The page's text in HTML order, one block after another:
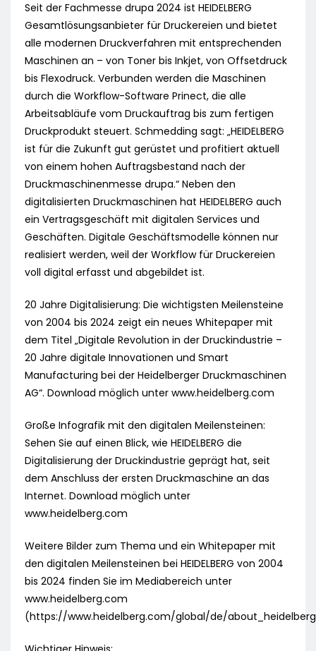
Seit der Fachmesse drupa 2024 ist HEIDELBERG
Gesamtlösungsanbieter für Druckereien und bietet
alle modernen Druckverfahren mit entsprechenden
Maschinen an – von Toner bis Inkjet, von Offsetdruck
bis Flexodruck. Verbunden werden die Maschinen
durch die Workflow-Software Prinect, die alle
Arbeitsabläufe vom Druckauftrag bis zum fertigen
Druckprodukt steuert. Schmedding sagt: „HEIDELBERG
ist für die Zukunft gut gerüstet und profitiert aktuell
von einem hohen Auftragsbestand nach der
Druckmaschinenmesse drupa.“ Neben den
digitalisierten Druckmaschinen hat HEIDELBERG auch
ein Vertragsgeschäft mit digitalen Services und
Geschäften. Digitale Geschäftsmodelle können nur
realisiert werden, weil der Workflow für Druckereien
voll digital erfasst und abgebildet ist.
20 Jahre Digitalisierung: Die wichtigsten Meilensteine
von 2004 bis 2024 zeigt ein neues Whitepaper mit
dem Titel „Digitale Revolution in der Druckindustrie –
20 Jahre digitale Innovationen und Smart
Manufacturing bei der Heidelberger Druckmaschinen
AG“. Download möglich unter www.heidelberg.com
Große Infografik mit den digitalen Meilensteinen:
Sehen Sie auf einen Blick, wie HEIDELBERG die
Digitalisierung der Druckindustrie geprägt hat, seit
dem Anschluss der ersten Druckmaschine an das
Internet. Download möglich unter
www.heidelberg.com
Weitere Bilder zum Thema und ein Whitepaper mit
den digitalen Meilensteinen bei HEIDELBERG von 2004
bis 2024 finden Sie im Mediabereich unter
www.heidelberg.com
(https://www.heidelberg.com/global/de/about_heidelberg/